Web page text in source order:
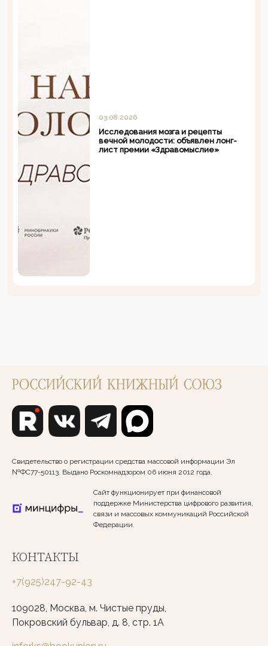
03.08.2026
Исследования мозга и рецепты
вечной молодости: объявлен лонг-
лист премии «Здравомыслие»
Свидетельство о регистрации средства массовой информации Эл
№ФС77-50113. Выдано Роскомнадзором 06 июня 2012 года.
Сайт функционирует при финансовой
поддержке Министерства цифрового развития,
связи и массовых коммуникаций Российской
Федерации.
КОНТАКТЫ
+7(925)247-92-43
109028, Москва, м. Чистые пруды,
Покровский бульвар, д. 8, стр. 1А